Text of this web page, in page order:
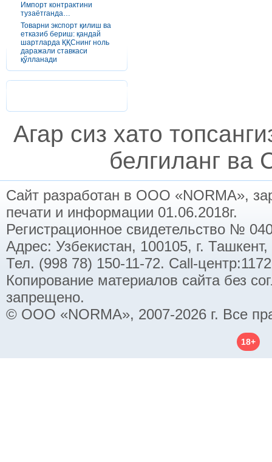
Импорт контрактини
тузаётганда…
Товарни экспорт қилиш ва
етказиб бериш: қандай
шартларда ҚҚСнинг ноль
даражали ставкаси
қўлланади
Агар сиз хато
белгиланг ва
Сайт разработан в ООО «NORMA»,
печати и информации 01.06.2018г.
Регистрационное свидетельство №
Адрес: Узбекистан, 100105, г.
Тел. (998 78) 150-11-72. Call-
Копирование материалов сайта без
запрещено.
© ООО «NORMA», 2007-2026 г. Все
18+